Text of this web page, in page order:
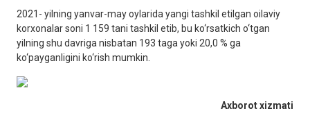
2021- yilning yanvar-may oylarida yangi tashkil etilgan oilaviy
korxonalar soni 1 159 tani tashkil etib, bu ko‘rsatkich o‘tgan
yilning shu davriga nisbatan 193 taga yoki 20,0 % ga
ko‘payganligini ko‘rish mumkin.
Axborot xizmati